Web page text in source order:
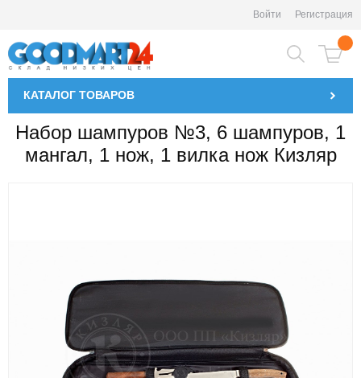
Войти Регистрация
КАТАЛОГ ТОВАРОВ
Набор шампуров №3, 6 шампуров, 1
мангал, 1 нож, 1 вилка нож Кизляр